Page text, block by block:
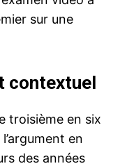
sur une
contextuel
troisième en six
en
des années